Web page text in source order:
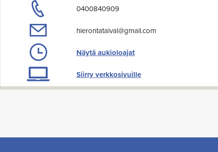
0400840909
hierontataival@gmail.com
Näytä aukioloajat
Siirry verkkosivuille